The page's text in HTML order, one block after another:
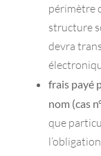
périmètre
structure
devra
frais payé
nom (cas
que
l’obligation